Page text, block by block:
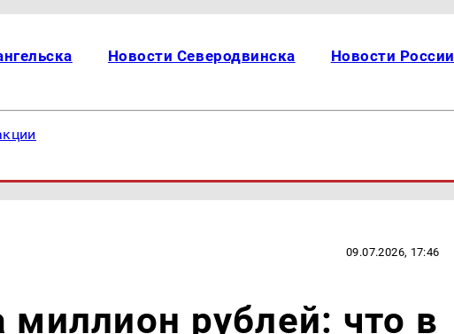
Новости Северодвинска Новости России
09.07.2026, 17:46
миллион рублей: что в